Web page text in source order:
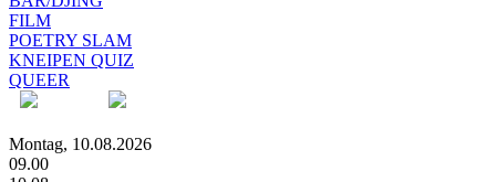
FILM
POETRY SLAM
KNEIPEN QUIZ
QUEER
Montag, 10.08.2026
09.00